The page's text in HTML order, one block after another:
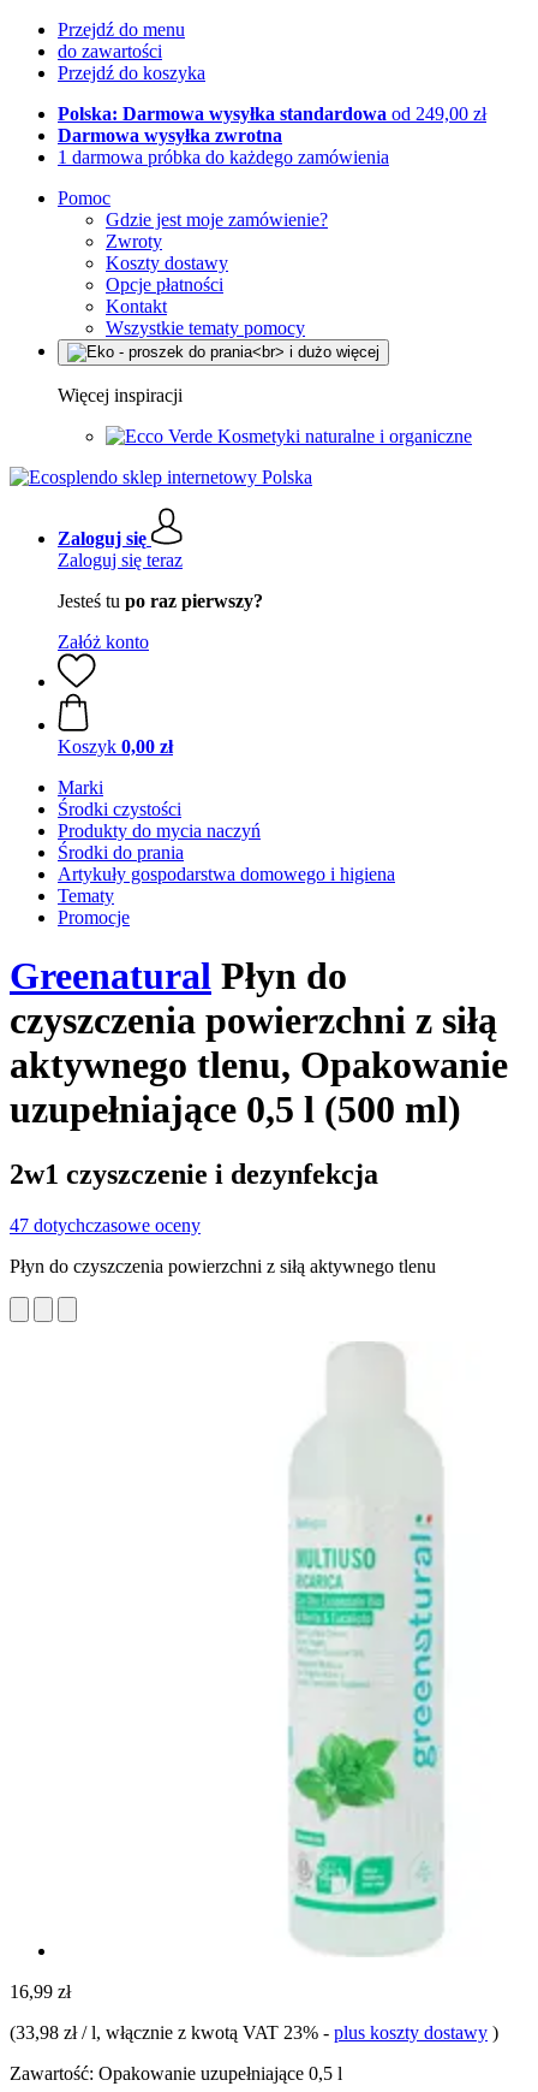
Przejdź do menu
do zawartości
Przejdź do koszyka
Polska: Darmowa wysyłka standardowa od 249,00 zł
Darmowa wysyłka zwrotna
1 darmowa próbka do każdego zamówienia
Pomoc
Gdzie jest moje zamówienie?
Zwroty
Koszty dostawy
Opcje płatności
Kontakt
Wszystkie tematy pomocy
Więcej inspiracji
Kosmetyki naturalne i organiczne
Zaloguj się
Zaloguj się teraz
Jesteś tu po raz pierwszy?
Załóż konto
Koszyk 0,00 zł
Marki
Środki czystości
Produkty do mycia naczyń
Środki do prania
Artykuły gospodarstwa domowego i higiena
Tematy
Promocje
Greenatural Płyn do
czyszczenia powierzchni z siłą
aktywnego tlenu, Opakowanie
uzupełniające 0,5 l (500 ml)
2w1 czyszczenie i dezynfekcja
47 dotychczasowe oceny
Płyn do czyszczenia powierzchni z siłą aktywnego tlenu
16,99 zł
(33,98 zł / l, włącznie z kwotą VAT 23% - plus koszty dostawy )
Zawartość: Opakowanie uzupełniające 0,5 l